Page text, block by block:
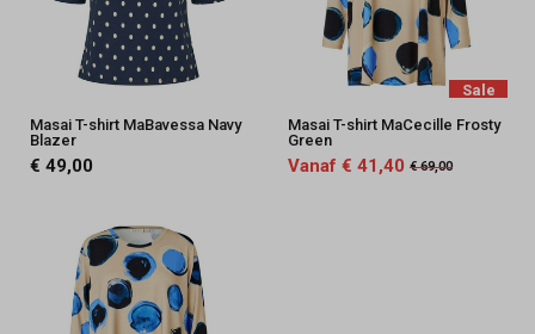
Masai T-shirt MaBavessa Navy
Blazer
€ 49,00
Sale
Masai T-shirt MaCecille Frosty
Green
Vanaf € 41,40 € 69,00